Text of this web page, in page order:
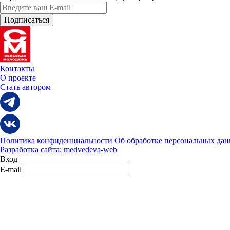
Контакты
О проекте
Стать автором
Политика конфиденциальности Об обработке персональных
Разработка сайта: medvedeva-web
Вход
E-mail